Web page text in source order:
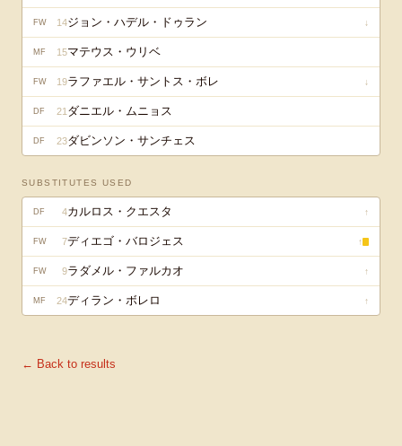
FW 14ジョン・ハデル・ドゥラン ↓
MF 15マテウス・ウリベ
FW 19ラファエル・サントス・ボレ ↓
DF 21 ダニエル・ムニョス
DF 23ダビンソン・サンチェス
SUBSTITUTES USED
DF 4カルロス・クエスタ ↑
FW 7ディエゴ・バロジェス ↑
FW 9ラダメル・ファルカオ ↑
MF 24ディラン・ボレロ ↑
← Back to results